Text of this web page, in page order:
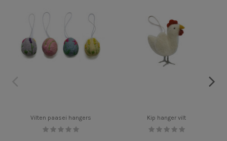
Vilten paasei hangers Kip hanger vilt